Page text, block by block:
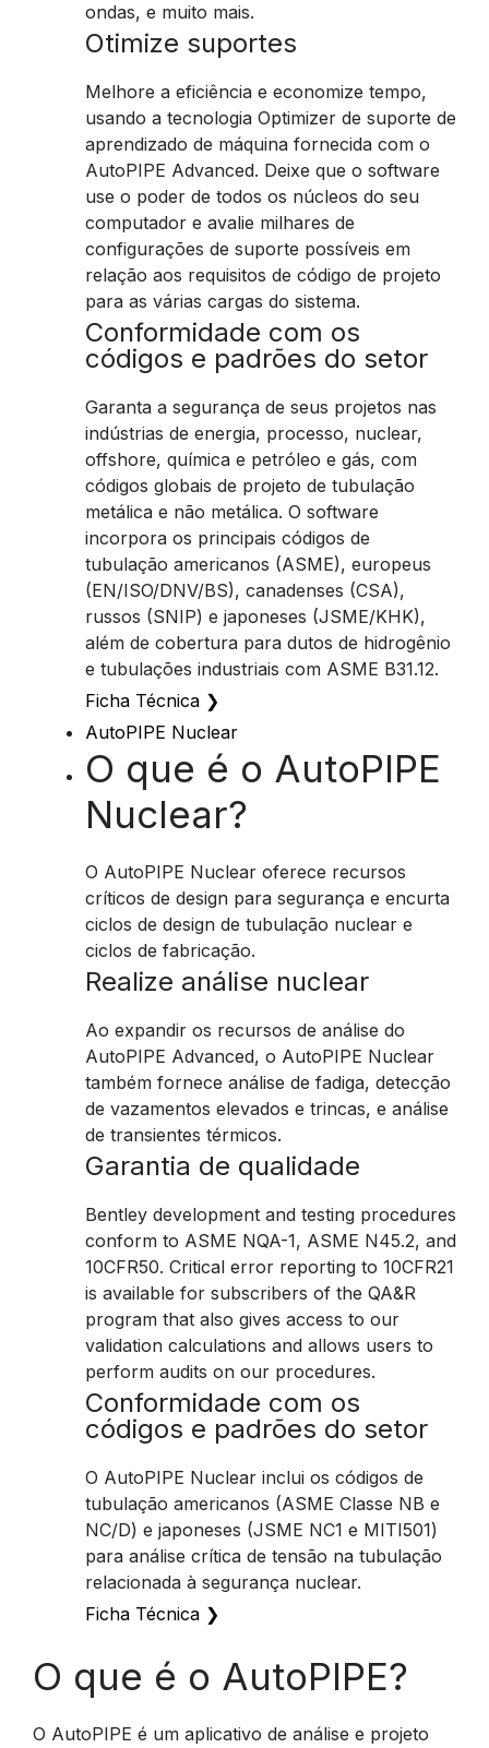
ondas, e muito mais.
Otimize suportes
Melhore a eficiência e economize tempo,
usando a tecnologia Optimizer de suporte de
aprendizado de máquina fornecida com o
AutoPIPE Advanced. Deixe que o software
use o poder de todos os núcleos do seu
computador e avalie milhares de
configurações de suporte possíveis em
relação aos requisitos de código de projeto
para as várias cargas do sistema.
Conformidade com os
códigos e padrões do setor
Garanta a segurança de seus projetos nas
indústrias de energia, processo, nuclear,
offshore, química e petróleo e gás, com
códigos globais de projeto de tubulação
metálica e não metálica. O software
incorpora os principais códigos de
tubulação americanos (ASME), europeus
(EN/ISO/DNV/BS), canadenses (CSA),
russos (SNIP) e japoneses (JSME/KHK),
além de cobertura para dutos de hidrogênio
e tubulações industriais com ASME B31.12.
Ficha Técnica ❯
AutoPIPE Nuclear
O que é o AutoPIPE
Nuclear?
O AutoPIPE Nuclear oferece recursos
críticos de design para segurança e encurta
ciclos de design de tubulação nuclear e
ciclos de fabricação.
Realize análise nuclear
Ao expandir os recursos de análise do
AutoPIPE Advanced, o AutoPIPE Nuclear
também fornece análise de fadiga, detecção
de vazamentos elevados e trincas, e análise
de transientes térmicos.
Garantia de qualidade
Bentley development and testing procedures
conform to ASME NQA-1, ASME N45.2, and
10CFR50. Critical error reporting to 10CFR21
is available for subscribers of the QA&R
program that also gives access to our
validation calculations and allows users to
perform audits on our procedures.
Conformidade com os
códigos e padrões do setor
O AutoPIPE Nuclear inclui os códigos de
tubulação americanos (ASME Classe NB e
NC/D) e japoneses (JSME NC1 e MITI501)
para análise crítica de tensão na tubulação
relacionada à segurança nuclear.
Ficha Técnica ❯
O que é o AutoPIPE?
O AutoPIPE é um aplicativo de análise e projeto